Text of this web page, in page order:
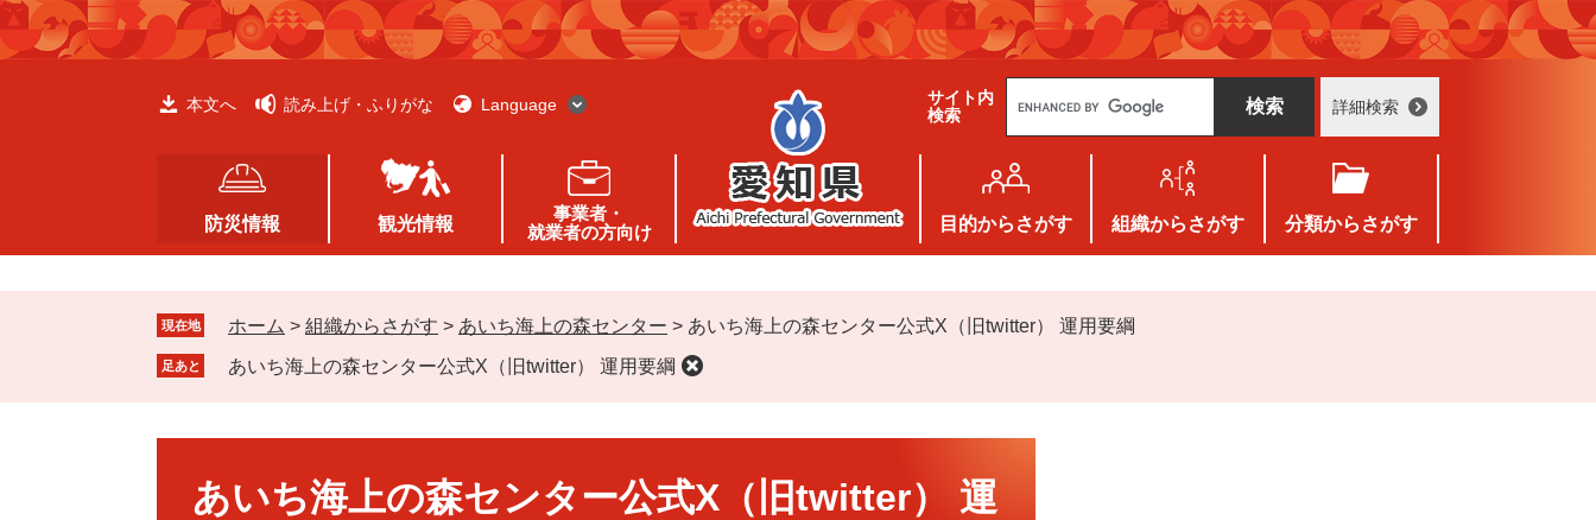
ペ
ー
メ
ニ
本文へ 読み上げ・ふりがな Language
サイト内
検索
g
e
カ
タ
ム
検
詳細検索
防災情報 観光情報
事業者・
就業者の方向け
目的からさがす 組織からさがす 分類からさがす
現在地 ホーム > 組織からさがす > あいち海上の森センター > あいち海上の森センター公式X（旧twitter） 運用要綱
足あと あいち海上の森センター公式X（旧twitter） 運用要綱
あいち海上の森センター公式X（旧twitter） 運